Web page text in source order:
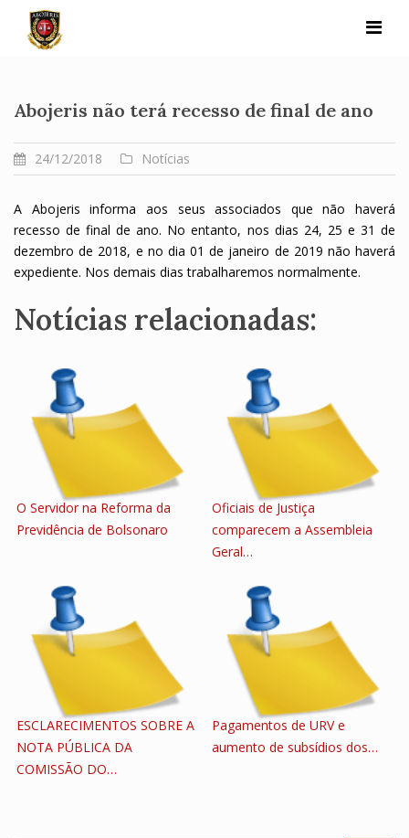
content
Abojeris não terá recesso de final de ano
24/12/2018 Notícias
A Abojeris informa aos seus associados que não haverá
recesso de final de ano. No entanto, nos dias 24, 25 e 31 de
dezembro de 2018, e no dia 01 de janeiro de 2019 não haverá
expediente. Nos demais dias trabalharemos normalmente.
Notícias relacionadas:
O Servidor na Reforma da
Previdência de Bolsonaro
Oficiais de Justiça
comparecem a Assembleia
Geral…
ESCLARECIMENTOS SOBRE A
NOTA PÚBLICA DA
COMISSÃO DO…
Pagamentos de URV e
aumento de subsídios dos…